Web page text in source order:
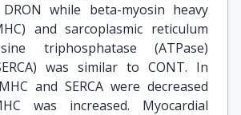
while beta-myosin heavy
and sarcoplasmic reticulum
triphosphatase (ATPase)
was similar to CONT. In
and SERCA were decreased
was increased. Myocardial